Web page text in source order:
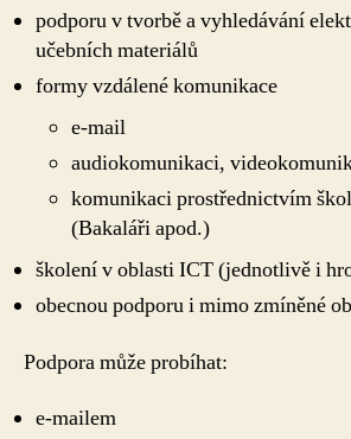
podporu v tvorbě a vyhledávání
učebních materiálů
formy vzdálené komunikace
e-mail
audiokomunikaci,
komunikaci prostřednictvím
(Bakaláři apod.)
školení v oblasti ICT (jednotlivě i
obecnou podporu i mimo zmíněné
Podpora může probíhat:
e-mailem